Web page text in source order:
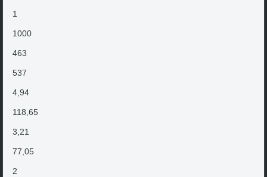
1
1000
463
537
4,94
118,65
3,21
77,05
2